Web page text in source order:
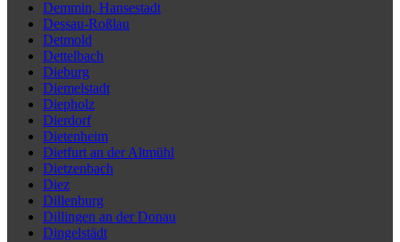
Demmin, Hansestadt
Dessau-Roßlau
Detmold
Dettelbach
Dieburg
Diemelstadt
Diepholz
Dierdorf
Dietenheim
Dietfurt an der Altmühl
Dietzenbach
Diez
Dillenburg
Dillingen an der Donau
Dingelstädt